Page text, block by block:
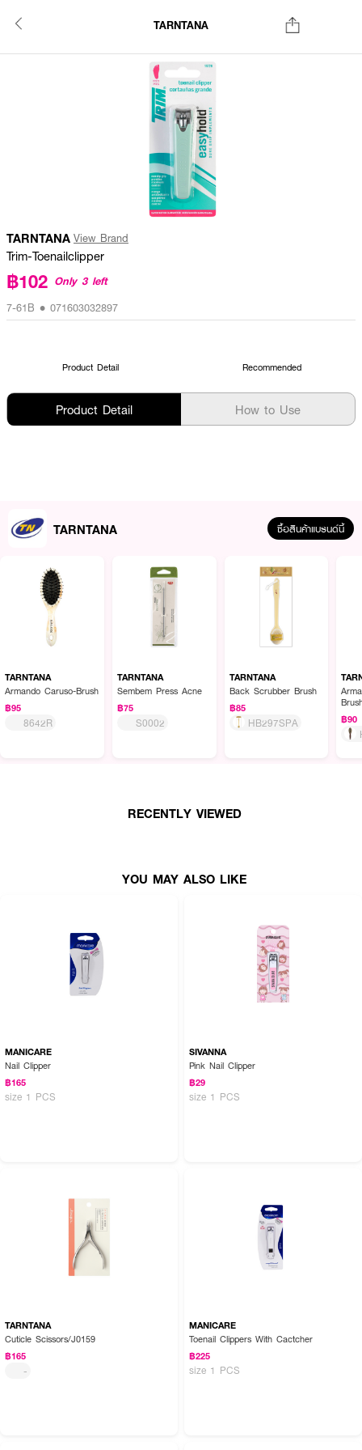
TARNTANA
TARNTANA View Brand
Trim-Toenailclipper
฿102 Only 3 left
7-61B • 071603032897
Product Detail Recommended
Product Detail How to Use
TARNTANA ซื้อสินค้าแบรนด์นี้
TARNTANA
Armando Caruso-Brush
฿95
8642R
TARNTANA
Sembem Press Acne
฿75
S0002
TARNTANA
Back Scrubber Brush
฿85
HB297SPA
฿90
RECENTLY VIEWED
YOU MAY ALSO LIKE
MANICARE
Nail Clipper
฿165
size 1 PCS
SIVANNA
Pink Nail Clipper
฿29
size 1 PCS
TARNTANA
Cuticle Scissors/J0159
฿165
-
MANICARE
Toenail Clippers With Cactcher
฿225
size 1 PCS